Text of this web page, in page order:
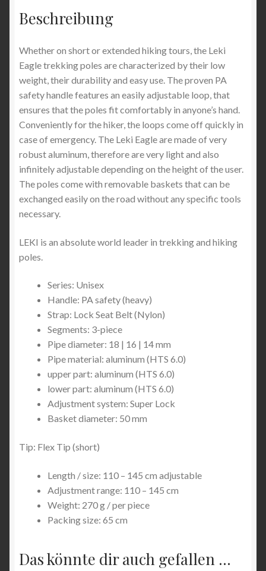
Beschreibung
Whether on short or extended hiking tours, the Leki
Eagle trekking poles are characterized by their low
weight, their durability and easy use. The proven PA
safety handle features an easily adjustable loop, that
ensures that the poles fit comfortably in anyone’s hand.
Conveniently for the hiker, the loops come off quickly in
case of emergency. The Leki Eagle are made of very
robust aluminum, therefore are very light and also
infinitely adjustable depending on the height of the user.
The poles come with removable baskets that can be
exchanged easily on the road without any specific tools
necessary.
LEKI is an absolute world leader in trekking and hiking
poles.
Series: Unisex
Handle: PA safety (heavy)
Strap: Lock Seat Belt (Nylon)
Segments: 3-piece
Pipe diameter: 18 | 16 | 14 mm
Pipe material: aluminum (HTS 6.0)
upper part: aluminum (HTS 6.0)
lower part: aluminum (HTS 6.0)
Adjustment system: Super Lock
Basket diameter: 50 mm
Tip: Flex Tip (short)
Length / size: 110 – 145 cm adjustable
Adjustment range: 110 – 145 cm
Weight: 270 g / per piece
Packing size: 65 cm
Das könnte dir auch gefallen …